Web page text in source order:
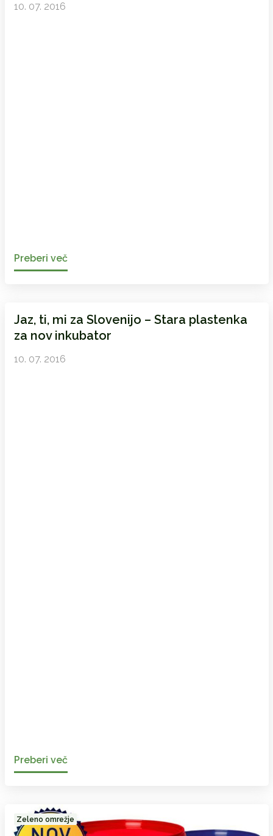
10. 07. 2016
Preberi več
Jaz, ti, mi za Slovenijo – Stara plastenka
za nov inkubator
10. 07. 2016
Preberi več
Zeleno omrežje